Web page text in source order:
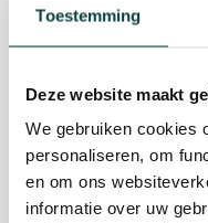
Toestemming
Deze website maakt
We gebruiken cookies
personaliseren, om
en om ons
informatie over uw
Beschrijving
Kunnen we je
085-2121757